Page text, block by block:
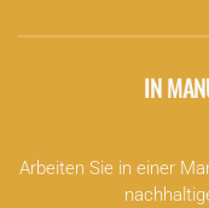
IN
Arbeiten Sie in einer